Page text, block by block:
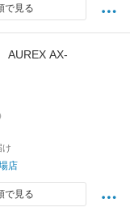
で見る
AX-
け
店
で見る